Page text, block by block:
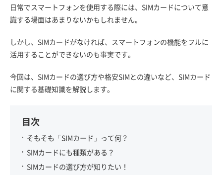
日常でスマートフォンを使用する際には、SIMカードについて意
識する場面はあまりないかもしれません。
しかし、SIMカードがなければ、スマートフォンの機能をフルに
活用することができないのも事実です。
今回は、SIMカードの選び方や格安SIMとの違いなど、SIMカード
に関する基礎知識を解説します。
目次
そもそも「SIMカード」って何？
SIMカードにも種類がある？
SIMカードの選び方が知りたい！